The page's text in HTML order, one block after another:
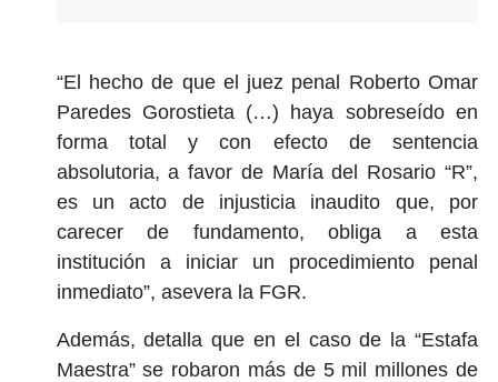
“El hecho de que el juez penal Roberto Omar
Paredes Gorostieta (…) haya sobreseído en
forma total y con efecto de sentencia
absolutoria, a favor de María del Rosario “R”,
es un acto de injusticia inaudito que, por
carecer de fundamento, obliga a esta
institución a iniciar un procedimiento penal
inmediato”, asevera la FGR.
Además, detalla que en el caso de la “Estafa
Maestra” se robaron más de 5 mil millones de